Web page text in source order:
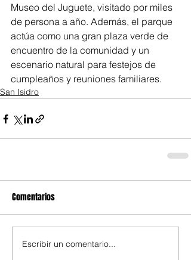
Museo del Juguete, visitado por miles
de persona a año. Además, el parque
actúa como una gran plaza verde de
encuentro de la comunidad y un
escenario natural para festejos de
cumpleaños y reuniones familiares.
San Isidro
Comentarios
Escribir un comentario...